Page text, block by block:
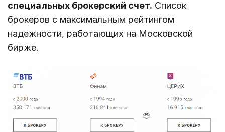
специальных брокерский счет. Список
брокеров с максимальным рейтингом
надежности, работающих на Московской
бирже.